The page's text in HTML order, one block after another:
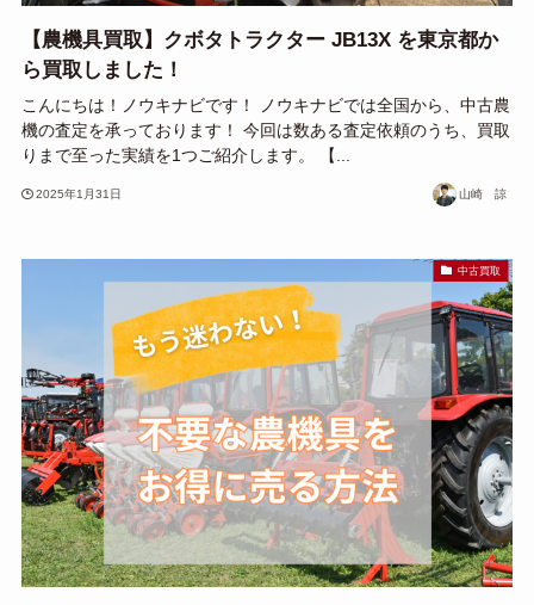
【農機具買取】クボタトラクター JB13X を東京都か
ら買取しました！
こんにちは！ノウキナビです！ ノウキナビでは全国から、中古農
機の査定を承っております！ 今回は数ある査定依頼のうち、買取
りまで至った実績を1つご紹介します。 【...
2025年1月31日 山崎 諒
中古買取